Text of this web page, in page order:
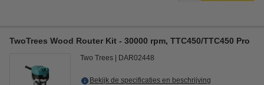
TwoTrees Wood Router Kit - 30000 rpm, TTC450/TTC450 Pro
Two Trees DAR02448
Bekijk de specificaties en beschrijving